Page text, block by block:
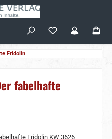
Fridolin
fabelhafte